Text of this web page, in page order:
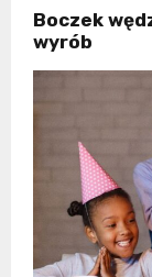
Boczek
wyrób